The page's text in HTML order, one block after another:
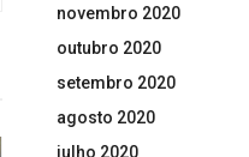
novembro 2020
outubro 2020
setembro 2020
agosto 2020
julho 2020